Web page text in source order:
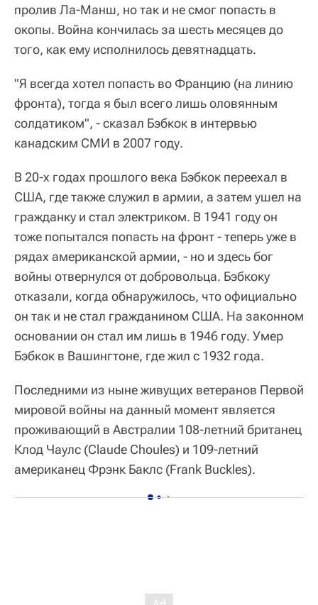
пролив Ла-Манш, но так и не смог попасть в
окопы. Война кончилась за шесть месяцев до
того, как ему исполнилось девятнадцать.
"Я всегда хотел попасть во Францию (на линию
фронта), тогда я был всего лишь оловянным
солдатиком", - сказал Бэбкок в интервью
канадским СМИ в 2007 году.
В 20-х годах прошлого века Бэбкок переехал в
США, где также служил в армии, а затем ушел на
гражданку и стал электриком. В 1941 году он
тоже попытался попасть на фронт - теперь уже в
рядах американской армии, - но и здесь бог
войны отвернулся от добровольца. Бэбкоку
отказали, когда обнаружилось, что официально
он так и не стал гражданином США. На законном
основании он стал им лишь в 1946 году. Умер
Бэбкок в Вашингтоне, где жил с 1932 года.
Последними из ныне живущих ветеранов Первой
мировой войны на данный момент является
проживающий в Австралии 108-летний британец
Клод Чаулс (Claude Choules) и 109-летний
американец Фрэнк Баклс (Frank Buckles).